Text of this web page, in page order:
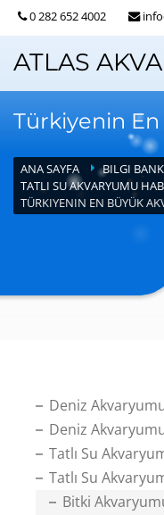
0 282 652 4002
ATLAS
Türkiyenin
ANA SAYFA
BILGI
TATLI SU AKVARYUMU
TÜRKIYENIN EN BÜYÜK
Deniz
Deniz
Tatlı Su
Tatlı Su
Bitki